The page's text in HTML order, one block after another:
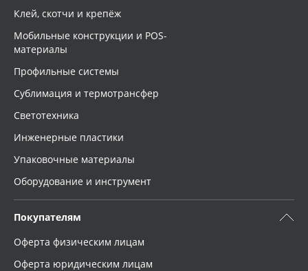
Клей, скотчи и крепёж
Мобильные конструкции и POS-
материалы
Профильные системы
Сублимация и термотрансфер
Светотехника
Инженерные пластики
Упаковочные материалы
Оборудование и инструмент
Покупателям
Оферта физическим лицам
Оферта юридическим лицам